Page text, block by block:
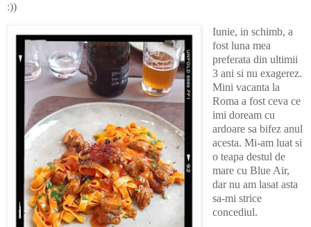
:))
Iunie, in schimb, a
fost luna mea
preferata din ultimii
3 ani si nu exagerez.
Mini vacanta la
Roma a fost ceva ce
imi doream cu
ardoare sa bifez anul
acesta. Mi-am luat si
o teapa destul de
mare cu Blue Air,
dar nu am lasat asta
sa-mi strice
concediul.